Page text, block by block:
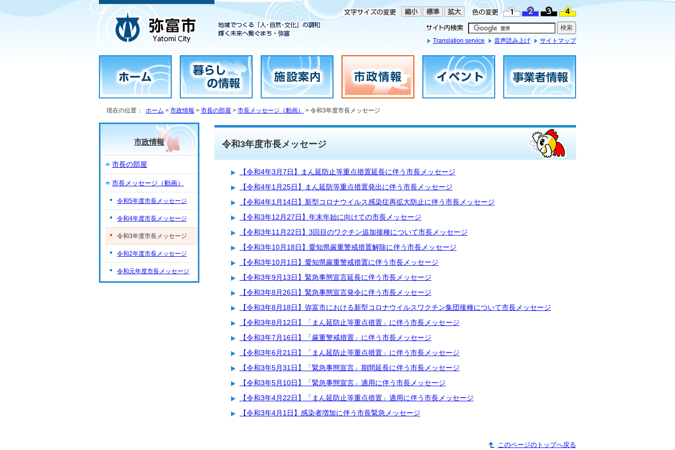
Translation service 音声読み上げ サイトマップ
現在の位置： ホーム > 市政情報 > 市長の部屋 > 市長メッセージ（動画） > 令和3年度市長メッセージ
令和3年度市長メッセージ
【令和4年3月7日】まん延防止等重点措置延長に伴う市長メッセージ
【令和4年1月25日】まん延防等重点措置発出に伴う市長メッセージ
【令和4年1月14日】新型コロナウイルス感染症再拡大防止に伴う市長メッセージ
【令和3年12月27日】年末年始に向けての市長メッセージ
【令和3年11月22日】3回目のワクチン追加接種について市長メッセージ
【令和3年10月18日】愛知県厳重警戒措置解除に伴う市長メッセージ
【令和3年10月1日】愛知県厳重警戒措置に伴う市長メッセージ
【令和3年9月13日】緊急事態宣言延長に伴う市長メッセージ
【令和3年8月26日】緊急事態宣言発令に伴う市長メッセージ
【令和3年8月18日】弥富市における新型コロナウイルスワクチン集団接種について市長メッセージ
【令和3年8月12日】「まん延防止等重点措置」に伴う市長メッセージ
【令和3年7月16日】「厳重警戒措置」に伴う市長メッセージ
【令和3年6月21日】「まん延防止等重点措置」に伴う市長メッセージ
【令和3年5月31日】「緊急事態宣言」期間延長に伴う市長メッセージ
【令和3年5月10日】「緊急事態宣言」適用に伴う市長メッセージ
【令和3年4月22日】「まん延防止等重点措置」適用に伴う市長メッセージ
【令和3年4月1日】感染者増加に伴う市長緊急メッセージ
市政情報
市長の部屋
市長メッセージ（動画）
令和5年度市長メッセージ
令和4年度市長メッセージ
令和3年度市長メッセージ
令和2年度市長メッセージ
令和元年度市長メッセージ
このページのトップへ戻る